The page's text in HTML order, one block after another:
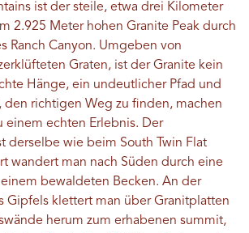
ist der steile, etwa drei Kilometer
2.925 Meter hohen Granite Peak durch
Ranch Canyon. Umgeben von
Graten, ist der Granite kein
Hänge, ein undeutlicher Pfad und
den richtigen Weg zu finden, machen
einem echten Erlebnis. Der
derselbe wie beim South Twin Flat
wandert man nach Süden durch eine
bewaldeten Becken. An der
Gipfels klettert man über Granitplatten
herum zum erhabenen summit,